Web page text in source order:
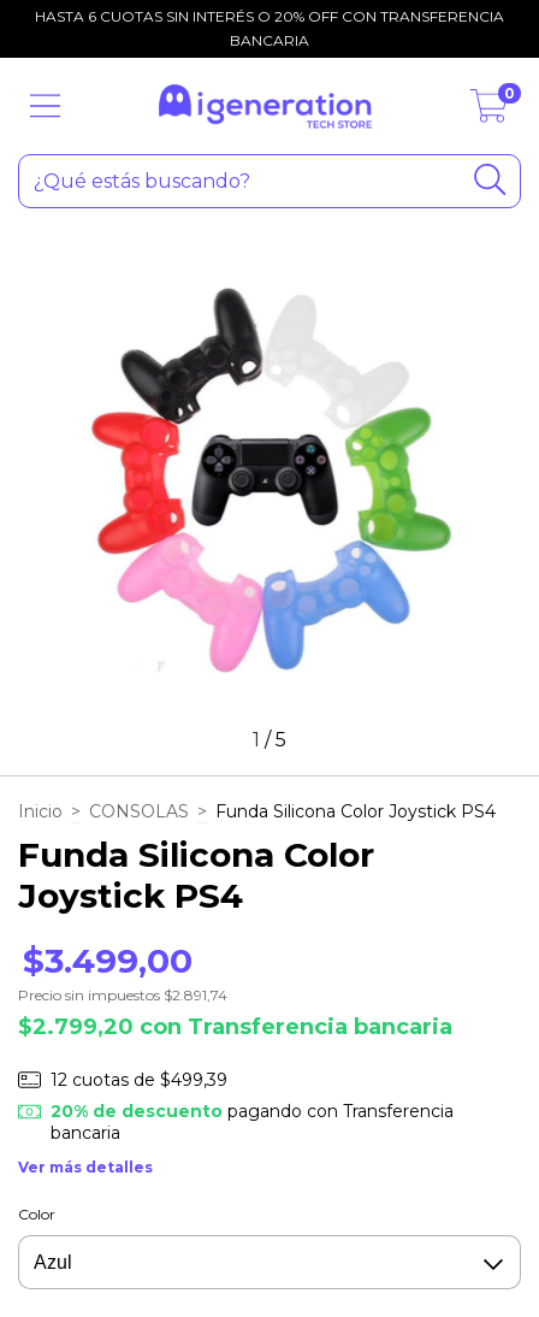
HASTA 6 CUOTAS SIN INTERÉS O 20% OFF CON TRANSFERENCIA
BANCARIA
0
1 /5
Inicio > CONSOLAS > Funda Silicona Color Joystick PS4
Funda Silicona Color
Joystick PS4
$3.499,00
Precio sin impuestos $2.891,74
$2.799,20 con Transferencia bancaria
12 cuotas de $499,39
20% de descuentopagando con Transferencia
bancaria
Ver más detalles
Color